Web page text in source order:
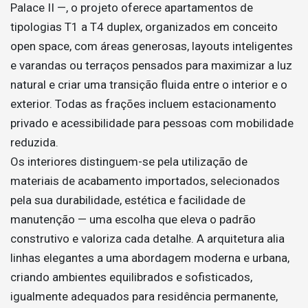
Palace II —, o projeto oferece apartamentos de
tipologias T1 a T4 duplex, organizados em conceito
open space, com áreas generosas, layouts inteligentes
e varandas ou terraços pensados para maximizar a luz
natural e criar uma transição fluida entre o interior e o
exterior. Todas as frações incluem estacionamento
privado e acessibilidade para pessoas com mobilidade
reduzida.
Os interiores distinguem-se pela utilização de
materiais de acabamento importados, selecionados
pela sua durabilidade, estética e facilidade de
manutenção — uma escolha que eleva o padrão
construtivo e valoriza cada detalhe. A arquitetura alia
linhas elegantes a uma abordagem moderna e urbana,
criando ambientes equilibrados e sofisticados,
igualmente adequados para residência permanente,